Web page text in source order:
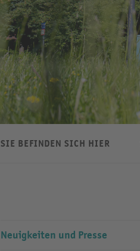
SIE BEFINDEN SICH HIER
Neuigkeiten und Presse